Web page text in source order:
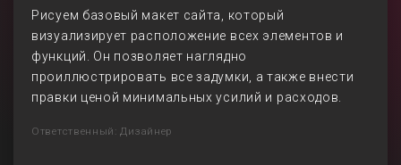
Рисуем базовый макет сайта, который
визуализирует расположение всех элементов и
функций. Он позволяет наглядно
проиллюстрировать все задумки, а также внести
правки ценой минимальных усилий и расходов.
Ответственный: Дизайнер